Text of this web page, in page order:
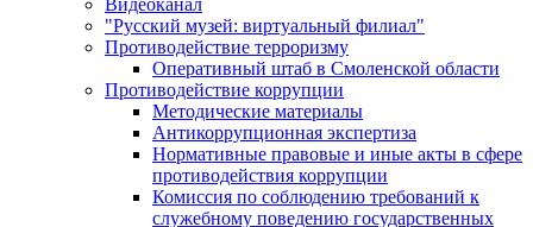
"Русский музей: виртуальный филиал"
Противодействие терроризму
Оперативный штаб в Смоленской области
Противодействие коррупции
Методические материалы
Антикоррупционная экспертиза
Нормативные правовые и иные акты в сфере
противодействия коррупции
Комиссия по соблюдению требований к
служебному поведению государственных